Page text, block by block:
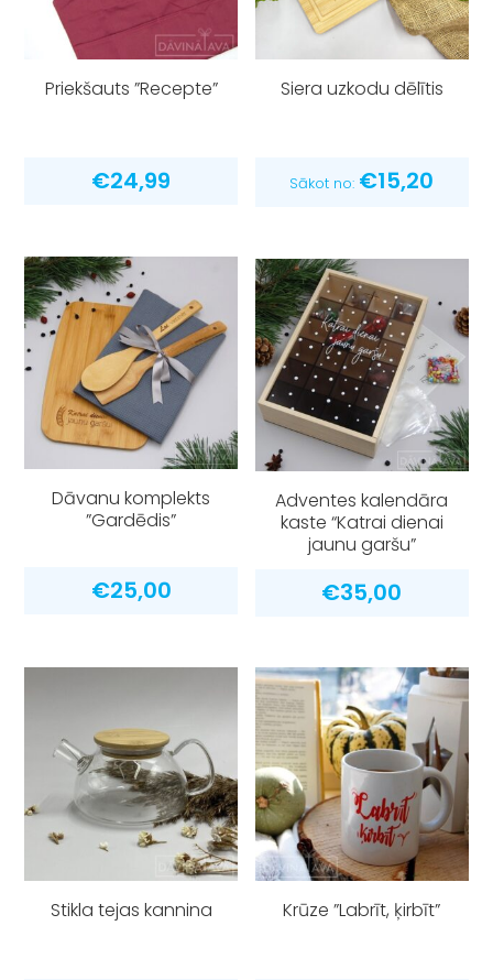
Priekšauts ”Recepte”
€24,99
Siera uzkodu dēlītis
Sākot no: €15,20
Dāvanu komplekts
”Gardēdis”
€25,00
Adventes kalendāra
kaste “Katrai dienai
jaunu garšu”
€35,00
Stikla tejas kannina Krūze ”Labrīt, ķirbīt”